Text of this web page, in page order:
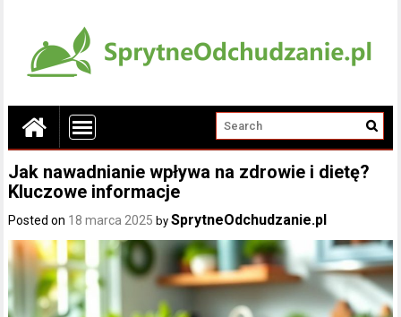
Jak nawadnianie wpływa na zdrowie i dietę?
Kluczowe informacje
Posted on 18 marca 2025 bySprytneOdchudzanie.pl